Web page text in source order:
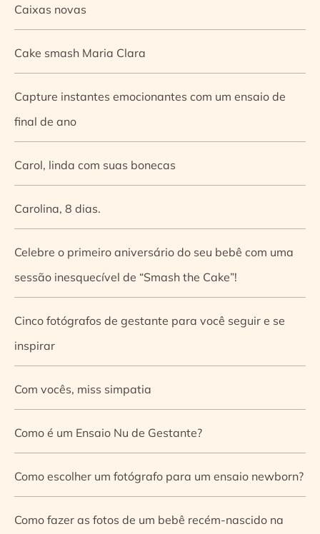
Caixas novas
Cake smash Maria Clara
Capture instantes emocionantes com um ensaio de
final de ano
Carol, linda com suas bonecas
Carolina, 8 dias.
Celebre o primeiro aniversário do seu bebê com uma
sessão inesquecível de “Smash the Cake”!
Cinco fotógrafos de gestante para você seguir e se
inspirar
Com vocês, miss simpatia
Como é um Ensaio Nu de Gestante?
Como escolher um fotógrafo para um ensaio newborn?
Como fazer as fotos de um bebê recém-nascido na